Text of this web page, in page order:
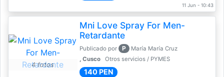
11 Jun - 10:43
4 fotos
Mni Love Spray For Men-
Retardante
Publicado por P
María María Cruz
, Cusco
Otros servicios / PYMES
140 PEN